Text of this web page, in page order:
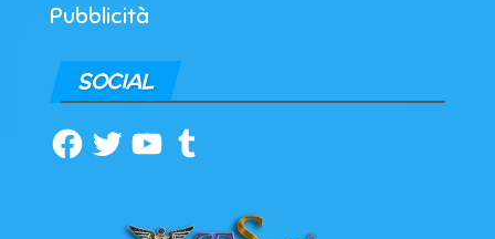
Pubblicità
SOCIAL
Facebook
TwitterYouTubeTumblr